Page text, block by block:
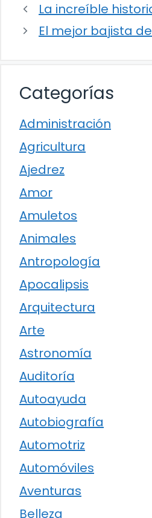
La increíble
El mejor bajista
Categorías
Administración
Agricultura
Ajedrez
Amor
Amuletos
Animales
Antropología
Apocalipsis
Arquitectura
Arte
Astronomía
Auditoría
Autoayuda
Autobiografía
Automotriz
Automóviles
Aventuras
Belleza